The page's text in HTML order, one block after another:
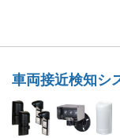
車両接近検知シ